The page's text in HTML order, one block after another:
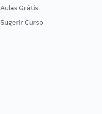
Aulas Grátis
Sugerir Curso